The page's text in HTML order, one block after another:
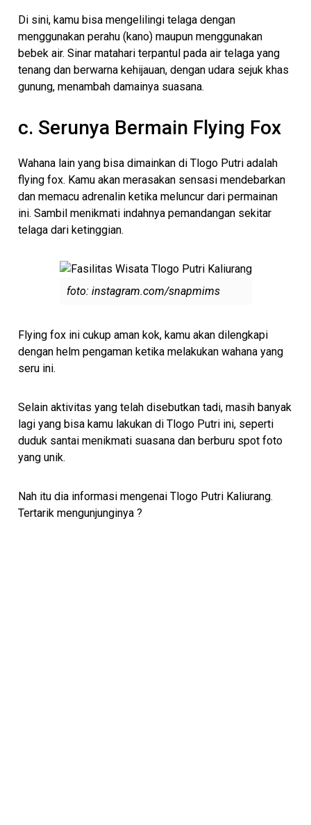
Di sini, kamu bisa mengelilingi telaga dengan
menggunakan perahu (kano) maupun menggunakan
bebek air. Sinar matahari terpantul pada air telaga yang
tenang dan berwarna kehijauan, dengan udara sejuk khas
gunung, menambah damainya suasana.
c. Serunya Bermain Flying Fox
Wahana lain yang bisa dimainkan di Tlogo Putri adalah
flying fox. Kamu akan merasakan sensasi mendebarkan
dan memacu adrenalin ketika meluncur dari permainan
ini. Sambil menikmati indahnya pemandangan sekitar
telaga dari ketinggian.
foto: instagram.com/snapmims
Flying fox ini cukup aman kok, kamu akan dilengkapi
dengan helm pengaman ketika melakukan wahana yang
seru ini.
Selain aktivitas yang telah disebutkan tadi, masih banyak
lagi yang bisa kamu lakukan di Tlogo Putri ini, seperti
duduk santai menikmati suasana dan berburu spot foto
yang unik.
Nah itu dia informasi mengenai Tlogo Putri Kaliurang.
Tertarik mengunjunginya ?